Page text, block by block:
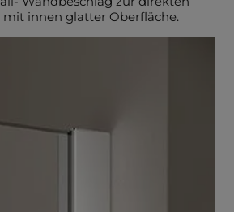
innen glatter Oberfläche.